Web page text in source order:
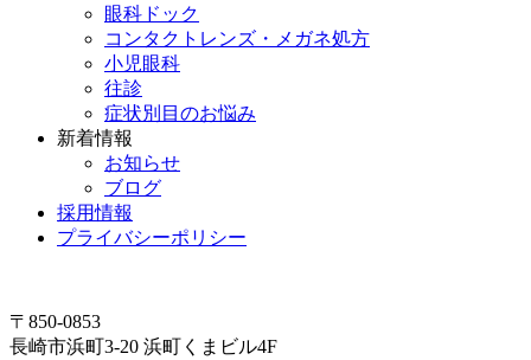
眼科ドック
コンタクトレンズ・メガネ処方
小児眼科
往診
症状別目のお悩み
新着情報
お知らせ
ブログ
採用情報
プライバシーポリシー
〒850-0853
長崎市浜町3-20 浜町くまビル4F